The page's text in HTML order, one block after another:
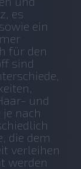
es
ein
für den
sind
und
nach
die dem
verleihen
werden